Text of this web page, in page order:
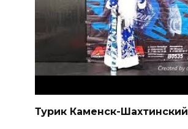
Турик Каменск-Шахтинский